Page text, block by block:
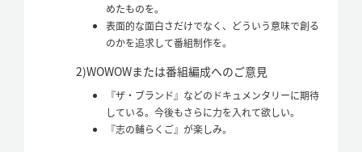
めたものを。
表面的な面白さだけでなく、どういう意味で創る
のかを追求して番組制作を。
2)WOWOWまたは番組編成へのご意見
『ザ・ブランド』などのドキュメンタリーに期待
している。今後もさらに力を入れて欲しい。
『志の輔らくご』が楽しみ。